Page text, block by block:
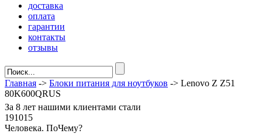
доставка
оплата
гарантии
контакты
отзывы
Главная -> Блоки питания для ноутбуков -> Lenovo Z Z51
80K600QRUS
За 8 лет нашими клиентами стали
191015
Человека. ПоЧему?